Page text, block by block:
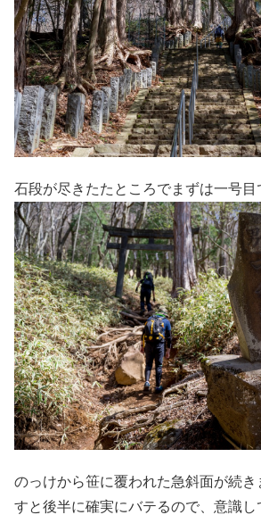
石段が尽きたたところでまずは一号目
のっけから笹に覆われた急斜面が続
すと後半に確実にバテるので、意識